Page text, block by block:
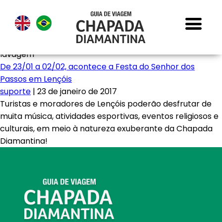
lavagem
De 23/01 a 02/02, acontece a Festa do Senhor dos
Passos em Lençóis
suporte | 23 de janeiro de 2017
Turistas e moradores de Lençóis poderão desfrutar de
muita música, atividades esportivas, eventos religiosos e
culturais, em meio à natureza exuberante da Chapada
Diamantina!